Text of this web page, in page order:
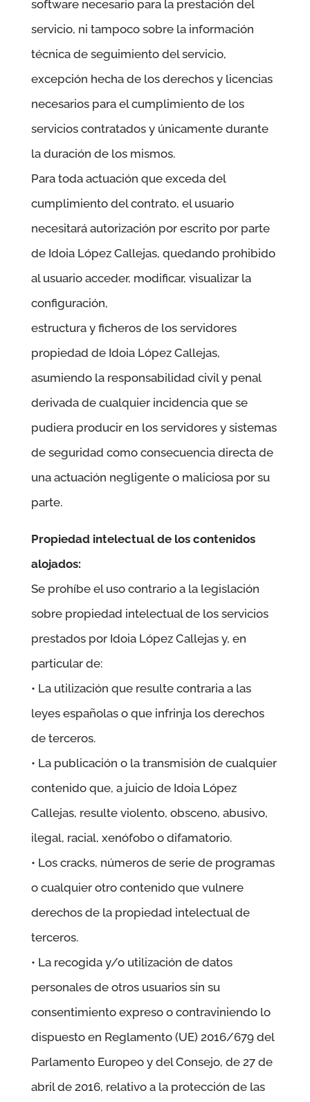
software necesario para la prestación del
servicio, ni tampoco sobre la información
técnica de seguimiento del servicio,
excepción hecha de los derechos y licencias
necesarios para el cumplimiento de los
servicios contratados y únicamente durante
la duración de los mismos.
Para toda actuación que exceda del
cumplimiento del contrato, el usuario
necesitará autorización por escrito por parte
de Idoia López Callejas, quedando prohibido
al usuario acceder, modificar, visualizar la
configuración,
estructura y ficheros de los servidores
propiedad de Idoia López Callejas,
asumiendo la responsabilidad civil y penal
derivada de cualquier incidencia que se
pudiera producir en los servidores y sistemas
de seguridad como consecuencia directa de
una actuación negligente o maliciosa por su
parte.
Propiedad intelectual de los contenidos
alojados:
Se prohíbe el uso contrario a la legislación
sobre propiedad intelectual de los servicios
prestados por Idoia López Callejasy, en
particular de:
• La utilización que resulte contraria a las
leyes españolas o que infrinja los derechos
de terceros.
• La publicación o la transmisión de cualquier
contenido que, a juicio de Idoia López
Callejas, resulte violento, obsceno, abusivo,
ilegal, racial, xenófobo o difamatorio.
• Los cracks, números de serie de programas
o cualquier otro contenido que vulnere
derechos de la propiedad intelectual de
terceros.
• La recogida y/o utilización de datos
personales de otros usuarios sin su
consentimiento expreso o contraviniendo lo
dispuesto en Reglamento (UE) 2016/679 del
Parlamento Europeo y del Consejo, de 27 de
abril de 2016, relativo a la protección de las